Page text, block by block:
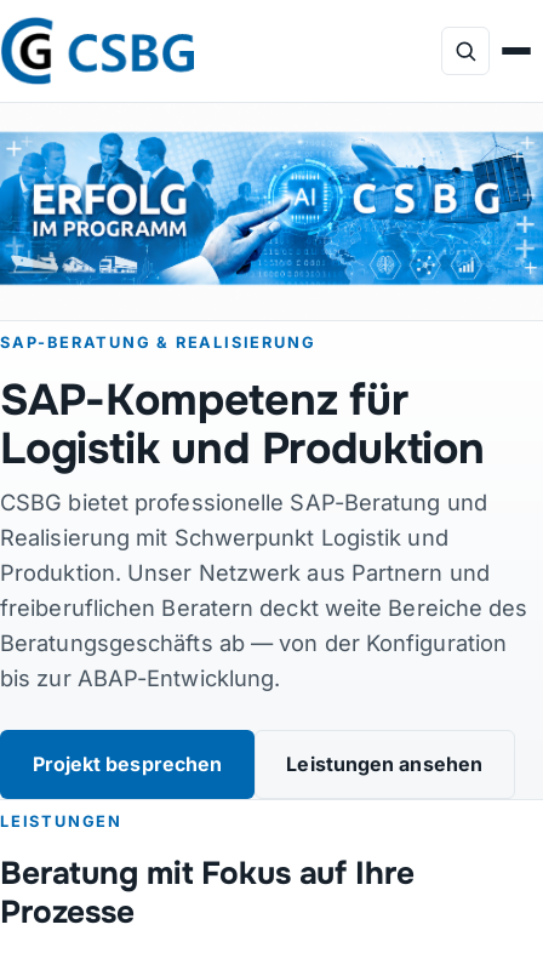
Focus
Dienstleistungen
KI-Beratung
Projekte
Produkte
Kontakt
Links
DE · EN · DA · JA
SAP-BERATUNG & REALISIERUNG
SAP-Kompetenz für
Logistik und Produktion
CSBG bietet professionelle SAP-Beratung und
Realisierung mit Schwerpunkt Logistik und
Produktion. Unser Netzwerk aus Partnern und
freiberuflichen Beratern deckt weite Bereiche des
Beratungsgeschäfts ab — von der Konfiguration
bis zur ABAP-Entwicklung.
Projekt besprechen Leistungen ansehen
LEISTUNGEN
Beratung mit Fokus auf Ihre
Prozesse